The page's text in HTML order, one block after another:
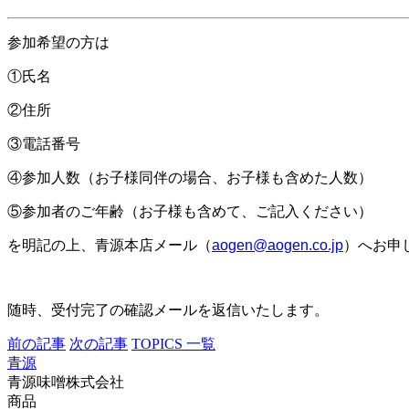
参加希望の方は
①氏名
②住所
③電話番号
④参加人数（お子様同伴の場合、お子様も含めた人数）
⑤参加者のご年齢（お子様も含めて、ご記入ください）
を明記の上、青源本店メール（aogen@aogen.co.jp）へお申
随時、受付完了の確認メールを返信いたします。
前の記事 次の記事 TOPICS 一覧
青源
青源味噌株式会社
商品